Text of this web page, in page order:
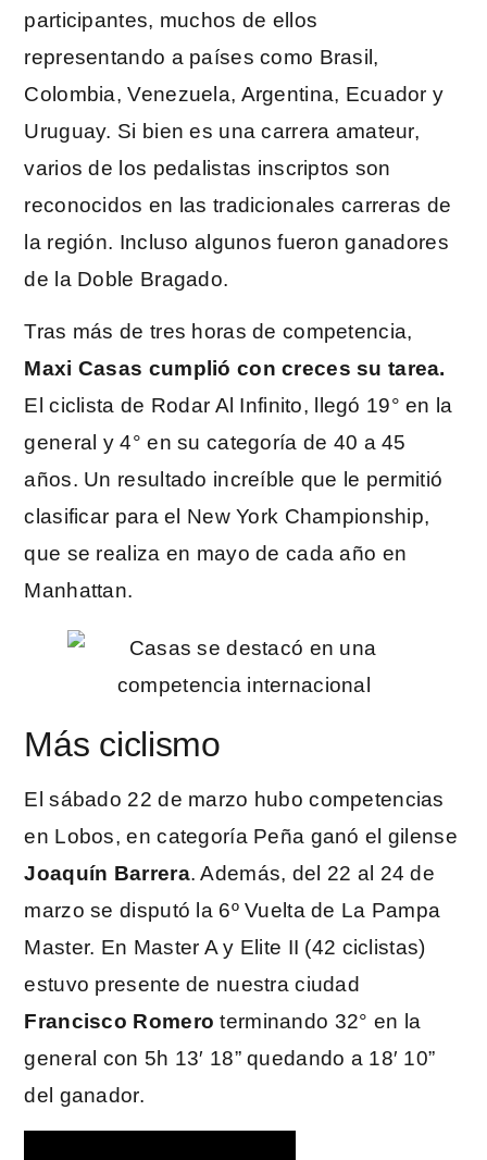
participantes, muchos de ellos
representando a países como Brasil,
Colombia, Venezuela, Argentina, Ecuador y
Uruguay. Si bien es una carrera amateur,
varios de los pedalistas inscriptos son
reconocidos en las tradicionales carreras de
la región. Incluso algunos fueron ganadores
de la Doble Bragado.
Tras más de tres horas de competencia,
Maxi Casas cumplió con creces su tarea.
El ciclista de Rodar Al Infinito, llegó 19° en la
general y 4° en su categoría de 40 a 45
años. Un resultado increíble que le permitió
clasificar para el New York Championship,
que se realiza en mayo de cada año en
Manhattan.
Más ciclismo
El sábado 22 de marzo hubo competencias
en Lobos, en categoría Peña ganó el gilense
Joaquín Barrera. Además, del 22 al 24 de
marzo se disputó la 6º Vuelta de La Pampa
Master. En Master A y Elite II (42 ciclistas)
estuvo presente de nuestra ciudad
Francisco Romero terminando 32° en la
general con 5h 13′ 18” quedando a 18′ 10”
del ganador.